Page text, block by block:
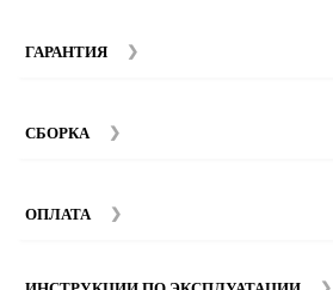
ГАРАНТИЯ
составляет 12 месяцев с момента
СБОРКА
Стоимость сборки зависит от
ОПЛАТА